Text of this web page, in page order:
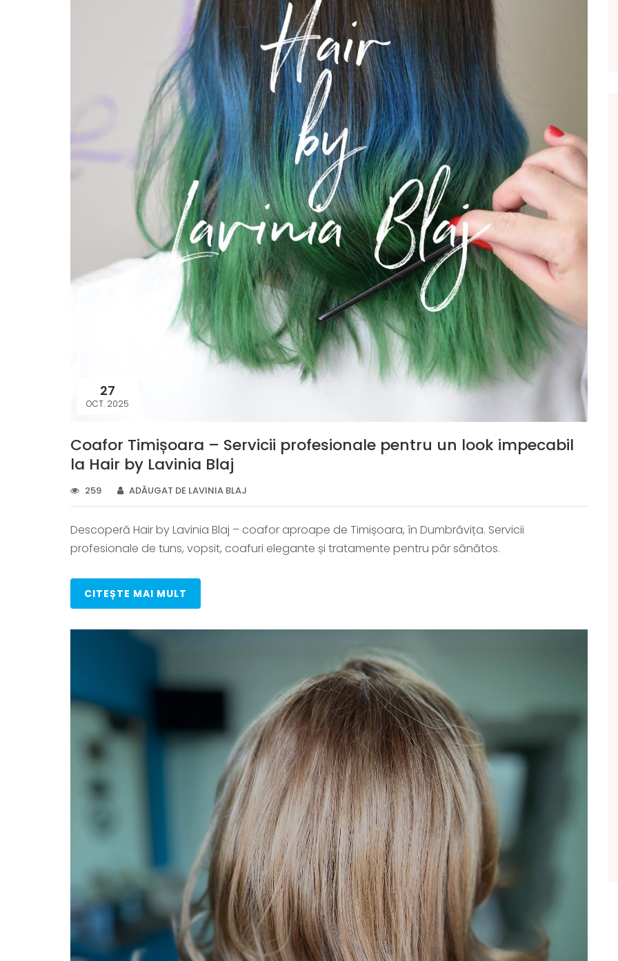
27
OCT. 2025
Coafor Timișoara – Servicii profesionale pentru un look impecabil
la Hair by Lavinia Blaj
259 ADĂUGAT DE LAVINIA BLAJ
Descoperă Hair by Lavinia Blaj – coafor aproape de Timișoara, în Dumbrăvița. Servicii
profesionale de tuns, vopsit, coafuri elegante și tratamente pentru păr sănătos.
CITEȘTE MAI MULT